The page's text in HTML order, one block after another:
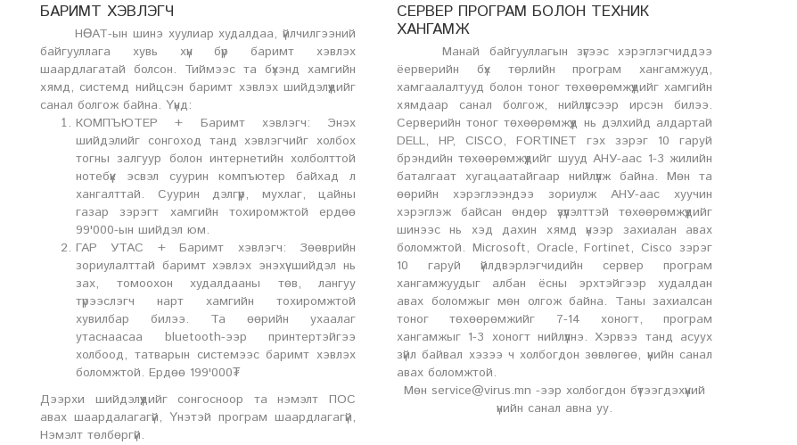
БАРИМТ ХЭВЛЭГЧ
НӨАТ-ын шинэ хуулиар худалдаа, үйлчилгээний
байгууллага хувь хүн бүр баримт хэвлэх
шаардлагатай болсон. Тиймээс та бүхэнд хамгийн
хямд, системд нийцсэн баримт хэвлэх шийдэлүүдийг
санал болгож байна. Үүнд:
КОМПЪЮТЕР + Баримт хэвлэгч: Энэхүү
шийдэлийг сонгоход танд хэвлэгчийг холбох
тогны залгуур болон интернетийн холболттой
нотебүүк эсвэл суурин компъютер байхад л
хангалттай. Суурин дэлгүүр, мухлаг, цайны
газар зэрэгт хамгийн тохиромжтой ердөө
99'000-ын шийдэл юм.
ГАР УТАС + Баримт хэвлэгч: Зөөврийн
зориулалттай баримт хэвлэх энэхүү шийдэл нь
зах, томоохон худалдааны төв, лангуу
түрээслэгч нарт хамгийн тохиромжтой
хувилбар билээ. Та өөрийн ухаалаг
утаснаасаа bluetooth-ээр принтертэйгээ
холбоод, татварын системээс баримт хэвлэх
боломжтой. Ердөө 199'000₮
Дээрхи шийдэлүүдийг сонгосноор та нэмэлт ПОС
авах шаардалагагүй, Үнэтэй програм шаардлагагүй,
Нэмэлт төлбөргүй.
СЕРВЕР ПРОГРАМ БОЛОН ТЕХНИК
ХАНГАМЖ
Манай байгууллагын зүгээс хэрэглэгчиддээ
ёерверийн бүх төрлийн програм хангамжууд,
хамгаалалтууд болон тоног төхөөрөмжүүдийг хамгийн
хямдаар санал болгож, нийлүүлсээр ирсэн билээ.
Серверийн тоног төхөөрөмжүүд нь дэлхийд алдартай
DELL, HP, CISCO, FORTINET гэх зэрэг 10 гаруй
брэндийн төхөөрөмжүүдийг шууд АНУ-аас 1-3 жилийн
баталгаат хугацаатайгаар нийлүүлж байна. Мөн та
өөрийн хэрэглээндээ зориулж АНУ-аас хуучин
хэрэглэж байсан өндөр үзүүлэлттэй төхөөрөмжүүдийг
шинээс нь хэд дахин хямд үнээр захиалан авах
боломжтой. Microsoft, Oracle, Fortinet, Cisco зэрэг
10 гаруй үйлдвэрлэгчидийн сервер програм
хангамжуудыг албан ёсны эрхтэйгээр худалдан
авах боломжыг мөн олгож байна. Таны захиалсан
тоног төхөөрөмжийг 7-14 хоногт, програм
хангамжыг 1-3 хоногт нийлүүлнэ. Хэрвээ танд асуух
зүйл байвал хэзээ ч холбогдон зөвлөгөө, үнийн санал
авах боломжтой.
Мөн service@virus.mn -ээр холбогдон бүтээгдэхүүний
үнийн санал авна уу.